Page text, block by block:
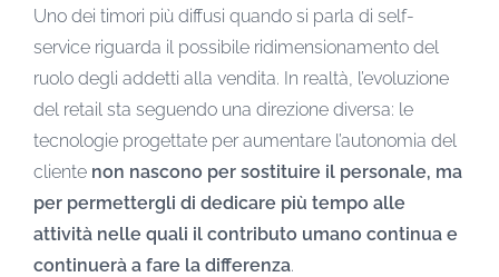
Uno dei timori più diffusi quando si parla di self-
service riguarda il possibile ridimensionamento del
ruolo degli addetti alla vendita. In realtà, l’evoluzione
del retail sta seguendo una direzione diversa: le
tecnologie progettate per aumentare l’autonomia del
cliente non nascono per sostituire il personale, ma
per permettergli di dedicare più tempo alle
attività nelle quali il contributo umano continua e
continuerà a fare la differenza.